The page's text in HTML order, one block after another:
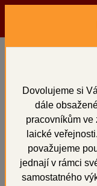
vosk -
Dovolujeme si
dále
pracovníkům ve
laické
považujeme
jednají v rámci
samostatného